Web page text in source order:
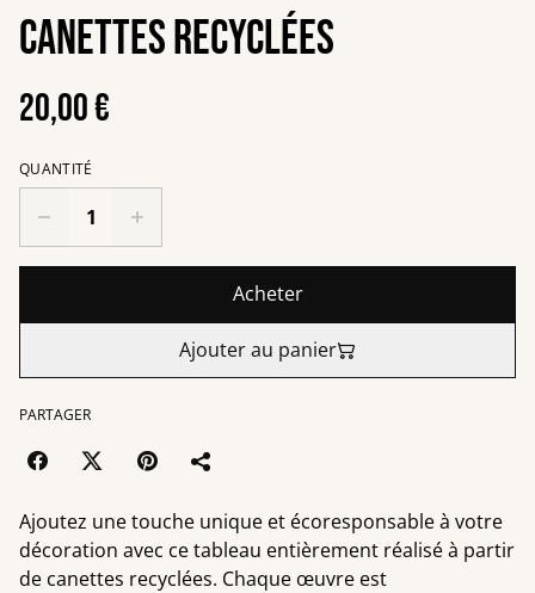
canettes recyclées
20,00 €
QUANTITÉ
Acheter
Ajouter au panier
PARTAGER
Ajoutez une touche unique et écoresponsable à votre
décoration avec ce tableau entièrement réalisé à partir
de canettes recyclées. Chaque œuvre est